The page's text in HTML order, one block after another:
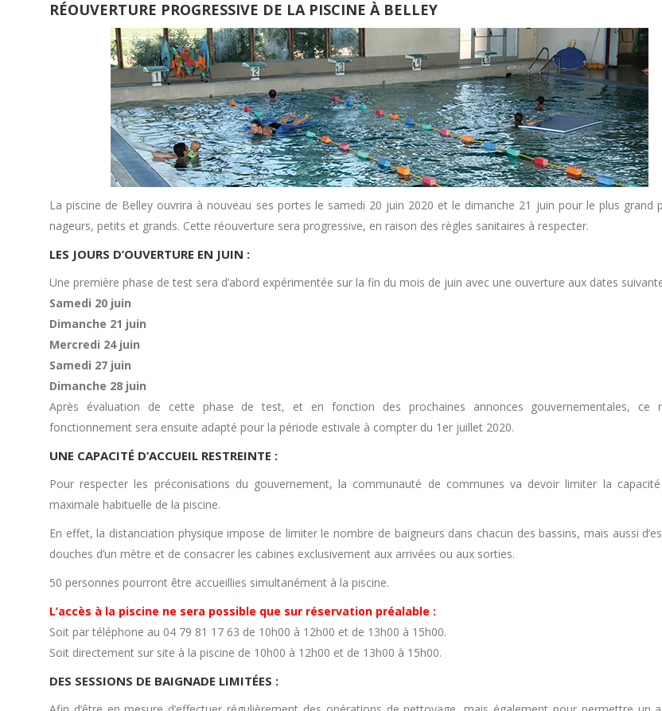
RÉOUVERTURE PROGRESSIVE DE LA PISCINE À BELLEY
La piscine de Belley ouvrira à nouveau ses portes le samedi 20 juin 2020 et le dimanche 21 juin pour le plus grand
nageurs, petits et grands. Cette réouverture sera progressive, en raison des règles sanitaires à respecter.
LES JOURS D’OUVERTURE EN JUIN :
Une première phase de test sera d’abord expérimentée sur la fin du mois de juin avec une ouverture aux dates
Samedi 20 juin
Dimanche 21 juin
Mercredi 24 juin
Samedi 27 juin
Dimanche 28 juin
Après évaluation de cette phase de test, et en fonction des prochaines annonces gouvernementales, ce
fonctionnement sera ensuite adapté pour la période estivale à compter du 1er juillet 2020.
UNE CAPACITÉ D’ACCUEIL RESTREINTE :
Pour respecter les préconisations du gouvernement, la communauté de communes va devoir limiter la capacité
maximale habituelle de la piscine.
En effet, la distanciation physique impose de limiter le nombre de baigneurs dans chacun des bassins, mais aussi
douches d’un mètre et de consacrer les cabines exclusivement aux arrivées ou aux sorties.
50 personnes pourront être accueillies simultanément à la piscine.
L’accès à la piscine ne sera possible que sur réservation préalable :
Soit par téléphone au 04 79 81 17 63 de 10h00 à 12h00 et de 13h00 à 15h00.
Soit directement sur site à la piscine de 10h00 à 12h00 et de 13h00 à 15h00.
DES SESSIONS DE BAIGNADE LIMITÉES :